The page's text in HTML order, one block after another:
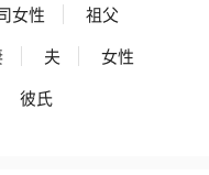
女性
祖父
夫
女性
彼氏